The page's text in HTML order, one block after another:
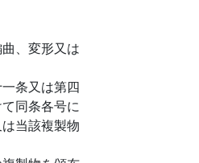
、変形又は
条又は第四
同条各号に
当該複製物